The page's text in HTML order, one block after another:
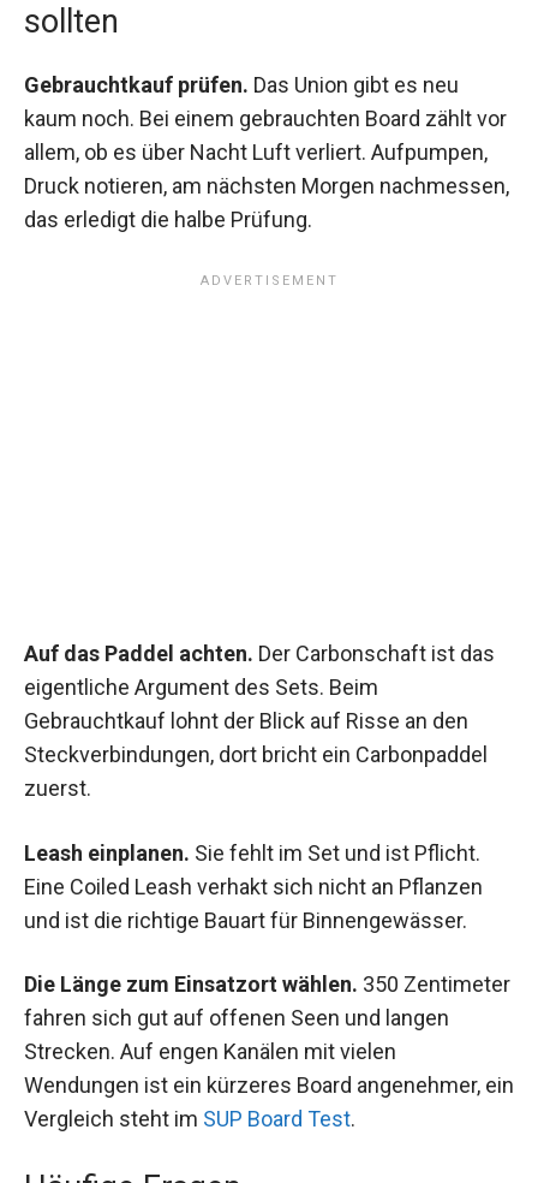
sollten
Gebrauchtkauf prüfen. Das Union gibt es neu
kaum noch. Bei einem gebrauchten Board zählt vor
allem, ob es über Nacht Luft verliert. Aufpumpen,
Druck notieren, am nächsten Morgen nachmessen,
das erledigt die halbe Prüfung.
Auf das Paddel achten. Der Carbonschaft ist das
eigentliche Argument des Sets. Beim
Gebrauchtkauf lohnt der Blick auf Risse an den
Steckverbindungen, dort bricht ein Carbonpaddel
zuerst.
Leash einplanen. Sie fehlt im Set und ist Pflicht.
Eine Coiled Leash verhakt sich nicht an Pflanzen
und ist die richtige Bauart für Binnengewässer.
Die Länge zum Einsatzort wählen. 350 Zentimeter
fahren sich gut auf offenen Seen und langen
Strecken. Auf engen Kanälen mit vielen
Wendungen ist ein kürzeres Board angenehmer, ein
Vergleich steht im SUP Board Test.